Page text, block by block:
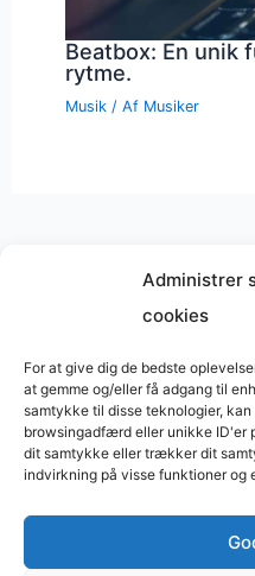
Administrer
cookies
For at give dig de bedste
at gemme og/eller få adgang til
samtykke til disse teknologier,
browsingadfærd eller unikke ID'er
dit samtykke eller trækker dit
indvirkning på visse funktioner og
Beatbox: En unik
rytme.
Musik / Af Musiker
Musik på
Copyright ©
Udviklet af
Bygget